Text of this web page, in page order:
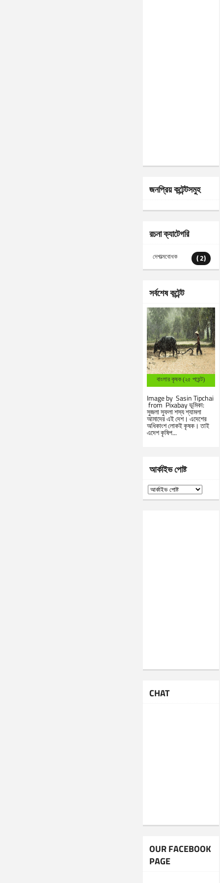
জনপ্রিয় কন্টেন্টসমুহ
রচনা ক্যাটেগরি
দেশাত্মবোধক ( 2)
সর্বশেষ কন্টেন্ট
বাংলার কৃষক (২৫ পয়েন্ট)
Image by Sasin Tipchai
from Pixabay ভূমিকা:
সুজলা সুফলা শস্য শ্যামলা
আমাদের এই দেশ। এদেশের
অধিকাংশ লোকই কৃষক। তাই
এদেশ কৃষিপ...
আর্কাইভ পোষ্ট
CHAT
OUR FACEBOOK
PAGE